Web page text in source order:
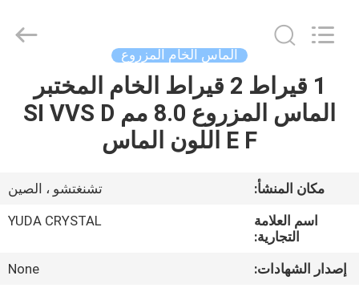
مسكن
معلومات
جولة
Crystal
Co.,Ltd.
الماس الخام المزروع
1 قيراط 2 قيراط الخام المختبر
الماس المزروع 8.0 مم SI VVS D
E F اللون الماس
مكان المنشأ:
تشنغتشو ، الصين
اسم العلامة
التجارية:
YUDA CRYSTAL
إصدار الشهادات:
None